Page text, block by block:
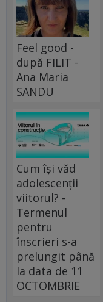
Feel good -
după FILIT -
Ana Maria
SANDU
Cum își văd
adolescenții
viitorul? -
Termenul
pentru
înscrieri s-a
prelungit până
la data de 11
OCTOMBRIE